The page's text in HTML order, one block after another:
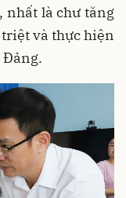
nhất là chư tăng
và thực hiện
Đảng.